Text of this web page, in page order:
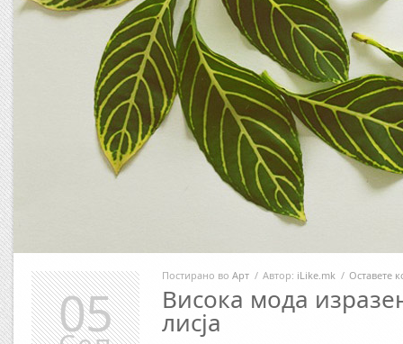
Постирано во Арт / Автор: iLike.mk / Оставете
Висока мода
лисја
05